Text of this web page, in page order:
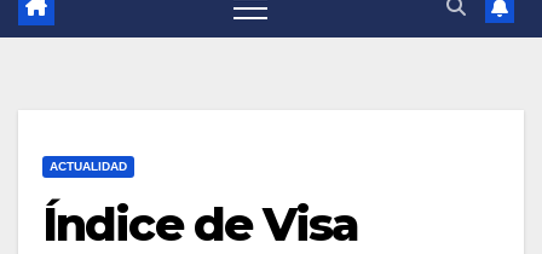
ACTUALIDAD
Índice de Visa